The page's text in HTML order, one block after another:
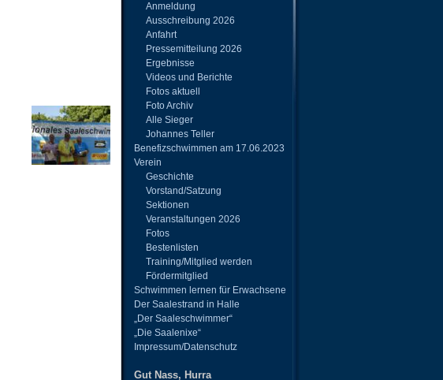
Anmeldung
Ausschreibung 2026
Anfahrt
Pressemitteilung 2026
Ergebnisse
Videos und Berichte
Fotos aktuell
Foto Archiv
Alle Sieger
Johannes Teller
Benefizschwimmen am 17.06.2023
Verein
Geschichte
Vorstand/Satzung
Sektionen
Veranstaltungen 2026
Fotos
Bestenlisten
Training/Mitglied werden
Fördermitglied
Schwimmen lernen für Erwachsene
Der Saalestrand in Halle
„Der Saaleschwimmer“
„Die Saalenixe“
Impressum/Datenschutz
Gut Nass, Hurra